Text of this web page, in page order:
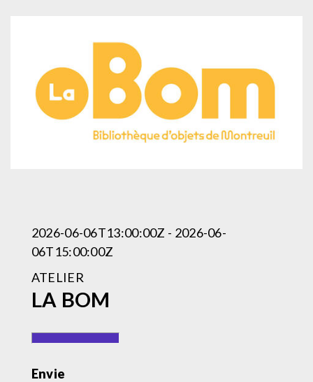
2026-06-06T13:00:00Z - 2026-06-
06T15:00:00Z
ATELIER
LA BOM
Envie